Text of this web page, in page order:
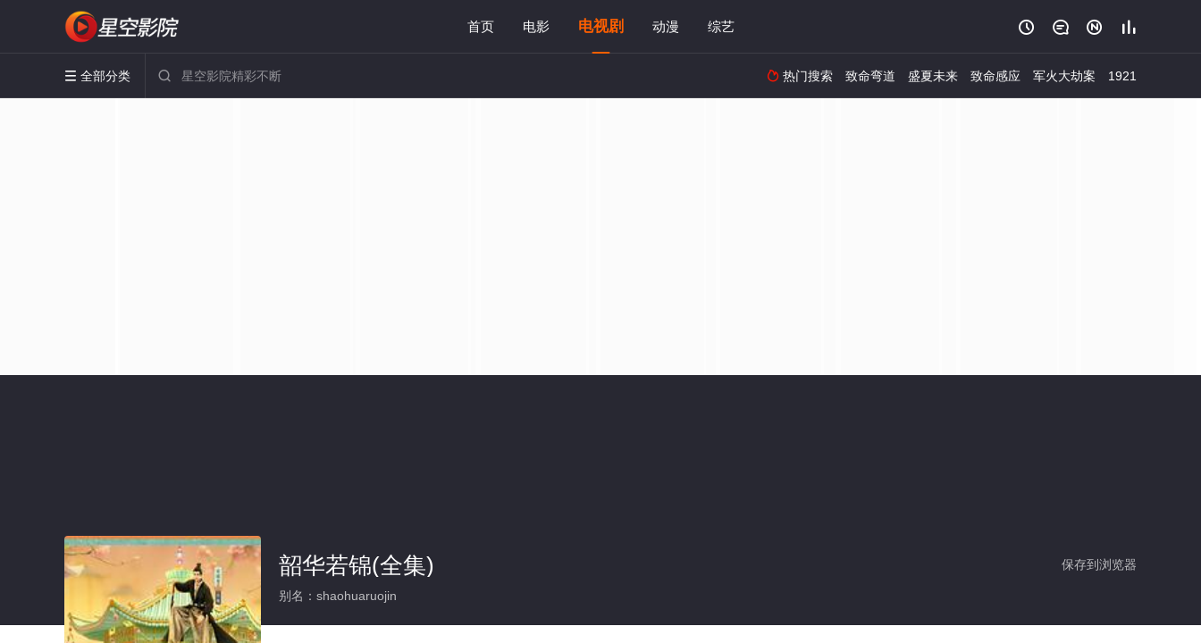
首页 电影 电视剧 动漫 综艺    
 全部分类   热门搜索 致命弯道 盛夏未来 致命感应 军火大劫案 1921
保存到浏览器
韶华若锦(全集)
别名：shaohuaruojin